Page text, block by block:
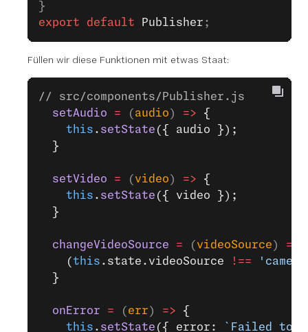
}
export default Publisher ;
Füllen wir diese Funktionen mit etwas Staat:
// src/components/Publisher.js
  setAudio
= ( audio ) => {
    this
. setState ({ audio });
  }
  setVideo
= ( video ) => {
    this
. setState ({ video });
  }
  changeVideoSource
= ( videoSource ) =>
    (
this .state.videoSource !==
  }
  onError
= ( err ) => {
    this
. setState ({ error: `Failed to